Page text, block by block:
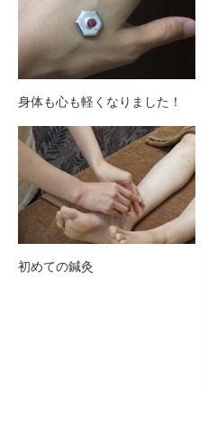
身体も心も軽くなりました！
初めての鍼灸